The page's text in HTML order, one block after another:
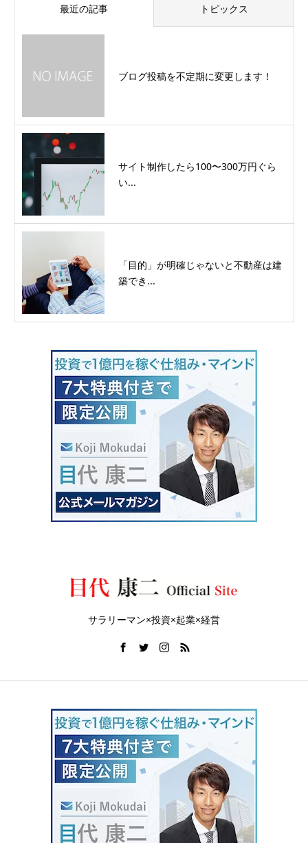
最近の記事 トピックス
ブログ投稿を不定期に変更します！
サイト制作したら100〜300万円ぐら
い...
「目的」が明確じゃないと不動産は建
築でき...
サラリーマン×投資×起業×経営